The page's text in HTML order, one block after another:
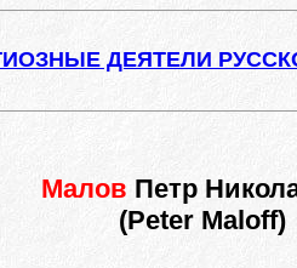
ДЕЯТЕЛИ
Малов Петр
(Peter Maloff)